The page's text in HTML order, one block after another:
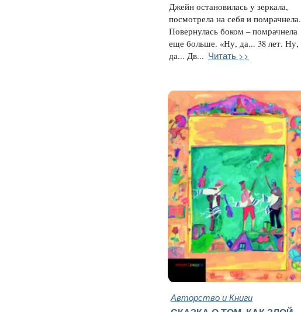
Джейн остановилась у зеркала,
посмотрела на себя и помрачнела.
Повернулась боком – помрачнела
еще больше. «Ну, да... 38 лет. Ну,
да... Дв... Читать >>
Авторство и Книги